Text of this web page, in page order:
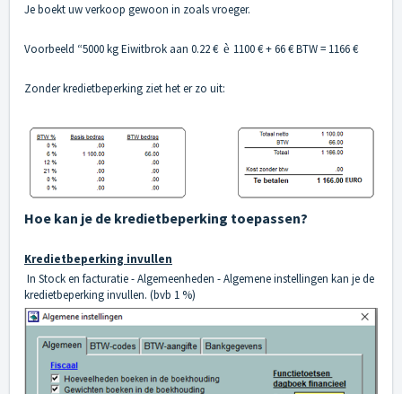
Je boekt uw verkoop gewoon in zoals vroeger.
Voorbeeld “5000 kg Eiwitbrok aan 0.22 € è 1100 € + 66 € BTW = 1166 €
Zonder kredietbeperking ziet het er zo uit:
Hoe kan je de kredietbeperking toepassen?
Kredietbeperking invullen
In Stock en facturatie - Algemeenheden - Algemene instellingen kan je de
kredietbeperking invullen. (bvb 1 %)